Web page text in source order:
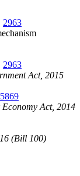
2963
2963
Act, 2015
Act, 2014
(Bill 100)